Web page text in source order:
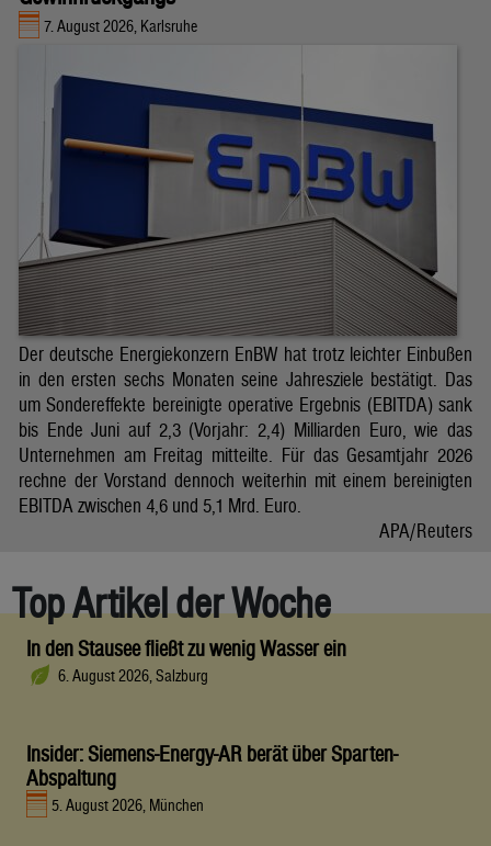
7. August 2026, Karlsruhe
Der deutsche Energiekonzern EnBW hat trotz leichter Einbußen
in den ersten sechs Monaten seine Jahresziele bestätigt. Das
um Sondereffekte bereinigte operative Ergebnis (EBITDA) sank
bis Ende Juni auf 2,3 (Vorjahr: 2,4) Milliarden Euro, wie das
Unternehmen am Freitag mitteilte. Für das Gesamtjahr 2026
rechne der Vorstand dennoch weiterhin mit einem bereinigten
EBITDA zwischen 4,6 und 5,1 Mrd. Euro.
APA/Reuters
Top Artikel der Woche
In den Stausee fließt zu wenig Wasser ein
6. August 2026, Salzburg
Insider: Siemens-Energy-AR berät über Sparten-
Abspaltung
5. August 2026, München